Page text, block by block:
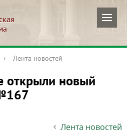
› Лента новостей
открыли новый
Лента новостей